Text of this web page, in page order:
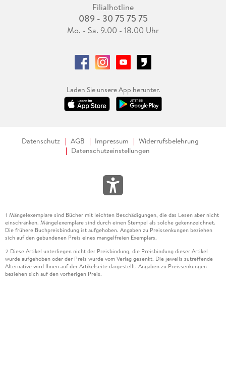
Filialhotline
089 - 30 75 75 75
Mo. - Sa. 9.00 - 18.00 Uhr
Laden Sie unsere App herunter.
Datenschutz AGB Impressum
Widerrufsbelehrung
Datenschutzeinstellungen
1 Mängelexemplare sind Bücher mit leichten Beschädigungen, die das Lesen aber nicht
einschränken. Mängelexemplare sind durch einen Stempel als solche gekennzeichnet.
Die frühere Buchpreisbindung ist aufgehoben. Angaben zu Preissenkungen beziehen
sich auf den gebundenen Preis eines mangelfreien Exemplars.
2 Diese Artikel unterliegen nicht der Preisbindung, die Preisbindung dieser Artikel
wurde aufgehoben oder der Preis wurde vom Verlag gesenkt. Die jeweils zutreffende
Alternative wird Ihnen auf der Artikelseite dargestellt. Angaben zu Preissenkungen
beziehen sich auf den vorherigen Preis.